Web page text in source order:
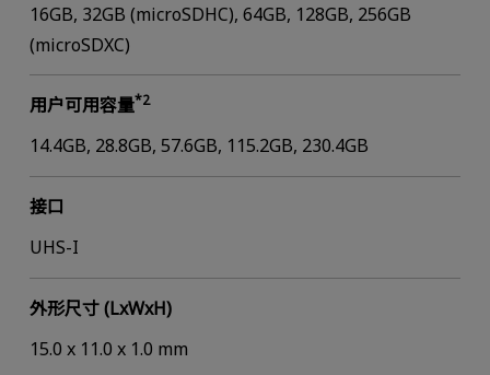
16GB, 32GB (microSDHC), 64GB, 128GB, 256GB
(microSDXC)
用户可用容量*2
14.4GB, 28.8GB, 57.6GB, 115.2GB, 230.4GB
接口
UHS-I
外形尺寸 (LxWxH)
15.0 x 11.0 x 1.0 mm